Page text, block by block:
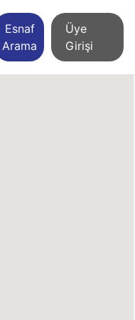
Esnaf
Arama
Üye
Girişi